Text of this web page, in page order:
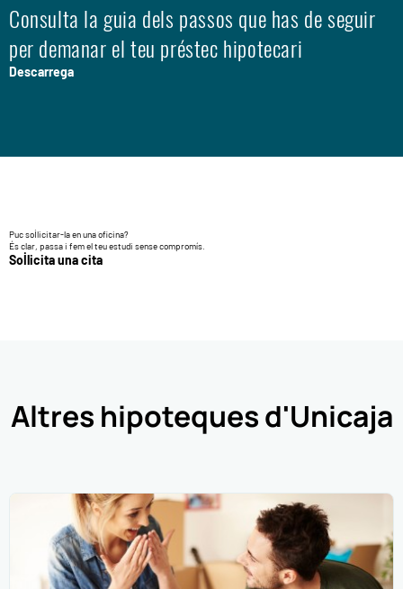
Consulta la guia dels passos que has de seguir
per demanar el teu préstec hipotecari
Descarrega
Puc sol·licitar-la en una oficina?
És clar, passa i fem el teu estudi sense compromís.
Sol·licita una cita
Altres hipoteques d'Unicaja